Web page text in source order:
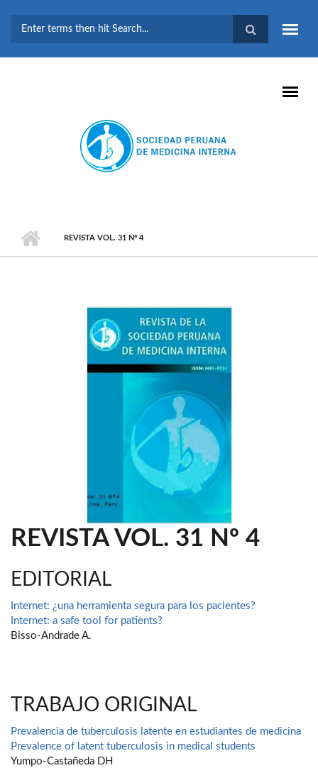
BÚSQUEDA
REVISTA VOL. 31 Nº 4
REVISTA VOL. 31 Nº 4
EDITORIAL
Internet: ¿una herramienta segura para los pacientes?
Internet: a safe tool for patients?
Bisso-Andrade A.
TRABAJO ORIGINAL
Prevalencia de tuberculosis latente en estudiantes de medicina
Prevalence of latent tuberculosis in medical students
Yumpo-Castañeda DH